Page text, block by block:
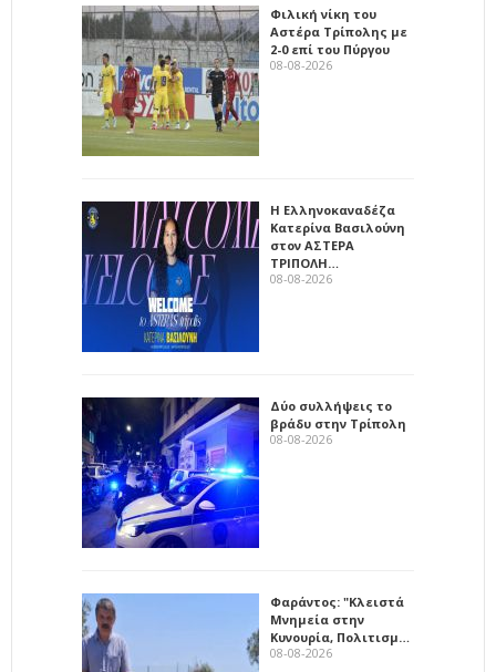
Φιλική νίκη του
Αστέρα Τρίπολης με
2-0 επί του Πύργου
08-08-2026
Η Ελληνοκαναδέζα
Κατερίνα Βασιλούνη
στον ΑΣΤΕΡΑ
ΤΡΙΠΟΛΗ…
08-08-2026
Δύο συλλήψεις το
βράδυ στην Τρίπολη
08-08-2026
Φαράντος: "Κλειστά
Μνημεία στην
Κυνουρία, Πολιτισμ…
08-08-2026